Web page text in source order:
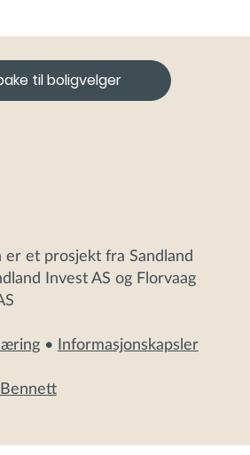
til boligvelger
er et prosjekt fra Sandland
Invest AS og Florvaag
• Informasjonskapsler